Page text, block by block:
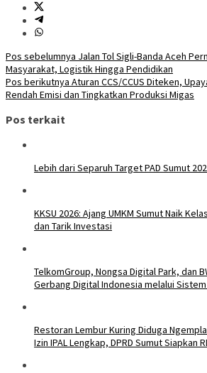
Navigasi
pos
Pos sebelumnya Jalan Tol Sigli-Banda Aceh
Masyarakat, Logistik Hingga Pendidikan
Pos berikutnya Aturan CCS/CCUS Diteken,
Rendah Emisi dan Tingkatkan Produksi Migas
Pos terkait
Lebih dari Separuh Target PAD Sumut
KKSU 2026: Ajang UMKM Sumut Naik
dan Tarik Investasi
TelkomGroup, Nongsa Digital Park, dan
Gerbang Digital Indonesia melalui Sistem
Restoran Lembur Kuring Diduga
Izin IPAL Lengkap, DPRD Sumut Siapkan